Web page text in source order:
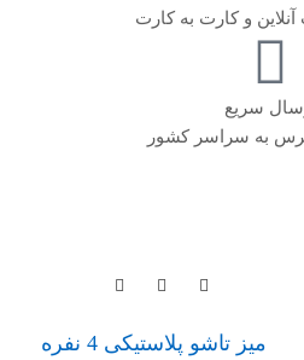
آنلاین و کارت به کارت
سریع
به سراسر کشور
میز تاشو پلاستیکی 4 نفره